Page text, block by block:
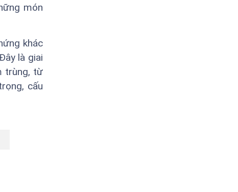
món
khác
là giai
trùng, từ
cấu